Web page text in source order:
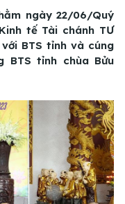
ngày 22/06/Quý
tế Tài chánh TƯ
BTS tỉnh và cúng
BTS tỉnh chùa Bửu